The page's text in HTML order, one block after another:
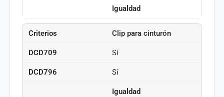
Igualdad
Clip para cinturón
Sí
Sí
Igualdad